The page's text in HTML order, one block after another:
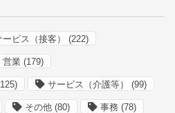
ービス（接客） (222)
営業 (179)
サービス（介護等） (99)
その他 (80) 事務 (78)